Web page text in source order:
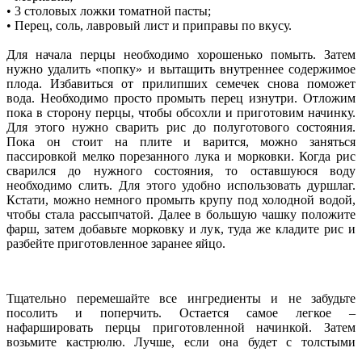
• 3 столовых ложки томатной пасты;
• Перец, соль, лавровый лист и приправы по вкусу.
Для начала перцы необходимо хорошенько помыть. Затем
нужно удалить «попку» и вытащить внутреннее содержимое
плода. Избавиться от прилипших семечек снова поможет
вода. Необходимо просто промыть перец изнутри. Отложим
пока в сторону перцы, чтобы обсохли и приготовим начинку.
Для этого нужно сварить рис до полуготового состояния.
Пока он стоит на плите и варится, можно заняться
пассировкой мелко порезанного лука и морковки. Когда рис
сварился до нужного состояния, то оставшуюся воду
необходимо слить. Для этого удобно использовать дуршлаг.
Кстати, можно немного промыть крупу под холодной водой,
чтобы стала рассыпчатой. Далее в большую чашку положите
фарш, затем добавьте морковку и лук, туда же кладите рис и
разбейте приготовленное заранее яйцо.
Тщательно перемешайте все ингредиенты и не забудьте
посолить и поперчить. Остается самое легкое –
нафаршировать перцы приготовленной начинкой. Затем
возьмите кастрюлю. Лучше, если она будет с толстыми